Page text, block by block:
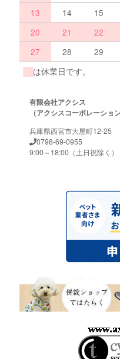
13
14 15
20
21 22
27
28 29
は休業日です。
有限会社アクシス
（アクシスコーポレーション
兵庫県西宮市大屋町12-25
0798-69-0955
9:00～18:00（土日祝除く）